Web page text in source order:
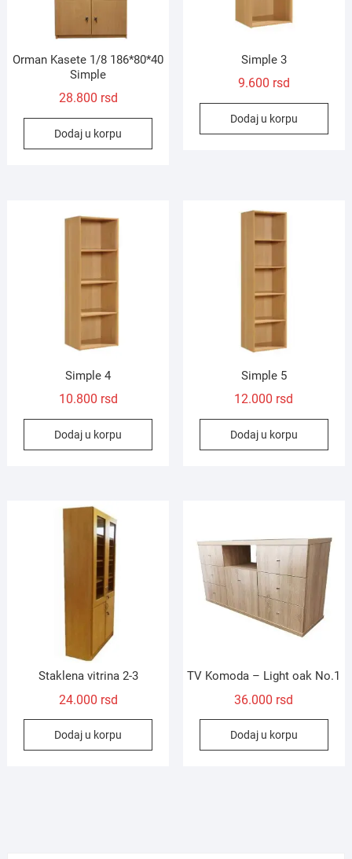
Orman Kasete 1/8 186*80*40
Simple
28.800 rsd
Dodaj u korpu
Simple 3
9.600 rsd
Dodaj u korpu
Simple 4
10.800 rsd
Dodaj u korpu
Simple 5
12.000 rsd
Dodaj u korpu
Staklena vitrina 2-3
24.000 rsd
Dodaj u korpu
TV Komoda – Light oak No.1
36.000 rsd
Dodaj u korpu